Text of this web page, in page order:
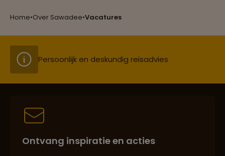
Home•Over Sawadee•Vacatures
Persoonlijk en deskundig reisadvies
Best beoordeelde reisroutes
Ontvang inspiratie en acties